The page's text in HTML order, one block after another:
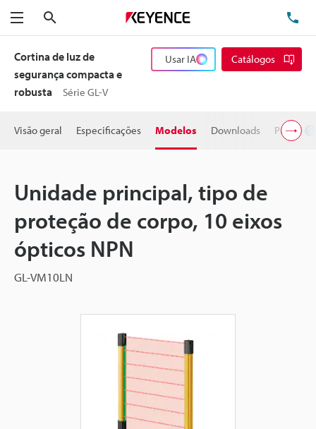
Menu
Cortina de luz de
segurança compacta e
robusta
Série GL-V
Usar IA Catálogos
Visão geral Especificações Modelos Downloads Preço
Unidade principal, tipo de
proteção de corpo, 10 eixos
ópticos NPN
GL-VM10LN